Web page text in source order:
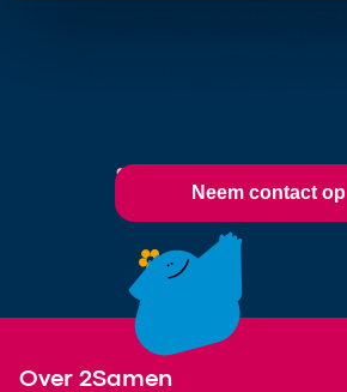
Neem contact op
Over 2Samen